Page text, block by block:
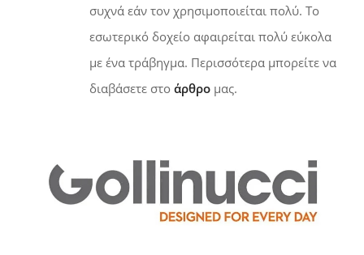
συχνά εάν τον χρησιμοποιείται πολύ. Το
εσωτερικό δοχείο αφαιρείται πολύ εύκολα
με ένα τράβηγμα. Περισσότερα μπορείτε να
διαβάσετε στο άρθρο μας.